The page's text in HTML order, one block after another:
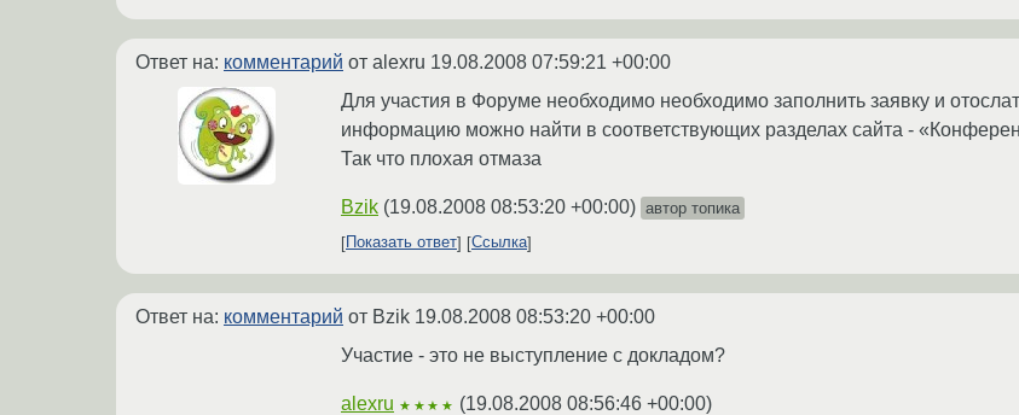
Ответ на: комментарий от alexru 19.08.2008 07:59:21 +00:00
Для участия в Форуме необходимо необходимо заполнить заявку и
информацию можно найти в соответствующих разделах сайта -
Так что плохая отмаза
Bzik (19.08.2008 08:53:20 +00:00) автор топика
Показать ответ
Ссылка
Ответ на: комментарий от Bzik 19.08.2008 08:53:20 +00:00
Участие - это не выступление с докладом?
alexru ★★★★ (19.08.2008 08:56:46 +00:00)